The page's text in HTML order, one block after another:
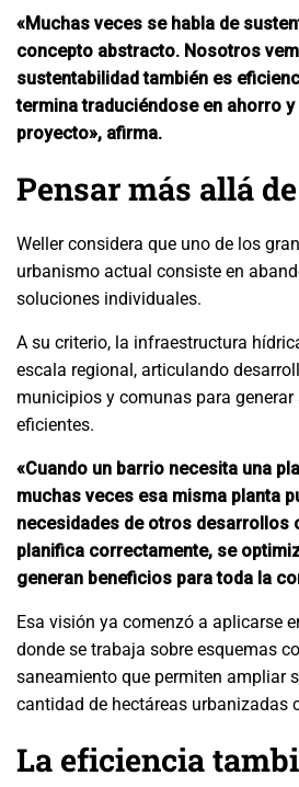
«Muchas veces se habla de
concepto abstracto. Nosotros
sustentabilidad también es
termina traduciéndose en ahorro
proyecto», afirma.
Pensar más allá
Weller considera que uno de los
urbanismo actual consiste en
soluciones individuales.
A su criterio, la infraestructura
escala regional, articulando
municipios y comunas para
eficientes.
«Cuando un barrio necesita una
muchas veces esa misma planta
necesidades de otros desarrollos
planifica correctamente, se
generan beneficios para toda la
Esa visión ya comenzó a aplicarse
donde se trabaja sobre esquemas
saneamiento que permiten ampliar
cantidad de hectáreas urbanizadas
La eficiencia